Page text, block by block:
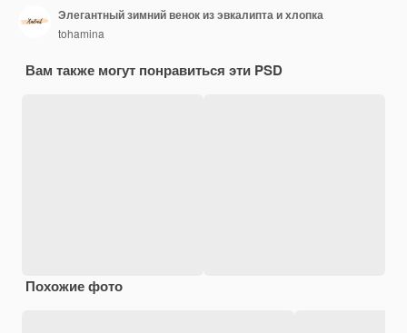
Элегантный зимний венок из эвкалипта и хлопка
tohamina
Вам также могут понравиться эти PSD
Похожие фото